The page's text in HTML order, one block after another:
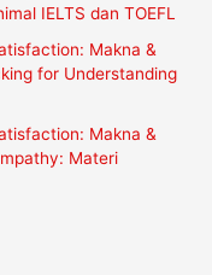
IELTS dan TOEFL
Makna &
for Understanding
Makna &
Materi